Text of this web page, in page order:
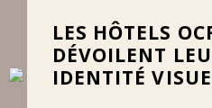
LES HÔTELS
DÉVOILENT
IDENTITÉ